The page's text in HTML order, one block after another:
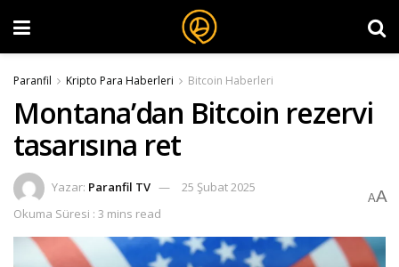
Paranfil Kripto Para Haberleri Bitcoin Haberleri
Montana’dan Bitcoin rezervi
tasarısına ret
Yazar: Paranfil TV
25 Şubat 2025
Okuma Süresi : 3 mins read
AA